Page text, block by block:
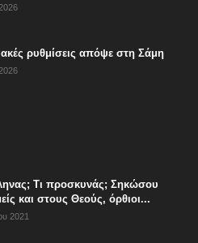
ρυθμίσεις απόψε στη Σάμη
Τι προσκυνάς; Σηκώσου
και στους Θεούς, όρθιοι...
2021